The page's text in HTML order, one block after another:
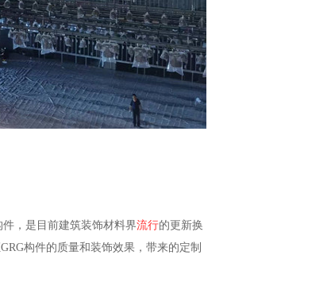
，是目前建筑装饰材料界流行的更新换
构件的质量和装饰效果，带来的定制